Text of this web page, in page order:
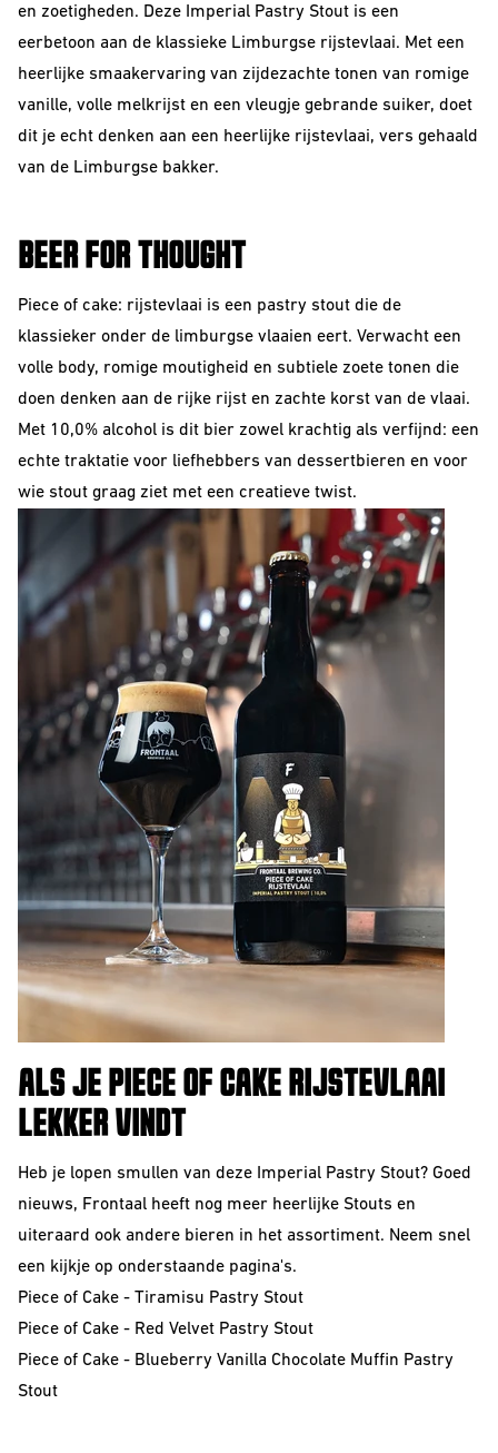
Barrel Aged
Bieren
IPA
Sour
Beerclub
Join our beerclub
en zoetigheden. Deze Imperial Pastry Stout is een
eerbetoon aan de klassieke Limburgse rijstevlaai. Met een
heerlijke smaakervaring van zijdezachte tonen van romige
vanille, volle melkrijst en een vleugje gebrande suiker, doet
dit je echt denken aan een heerlijke rijstevlaai, vers gehaald
van de Limburgse bakker.
BEER FOR THOUGHT
Piece of cake: rijstevlaai is een pastry stout die de
klassieker onder de limburgse vlaaien eert. Verwacht een
volle body, romige moutigheid en subtiele zoete tonen die
doen denken aan de rijke rijst en zachte korst van de vlaai.
Met 10,0% alcohol is dit bier zowel krachtig als verfijnd: een
echte traktatie voor liefhebbers van dessertbieren en voor
wie stout graag ziet met een creatieve twist.
ALS JE PIECE OF CAKE RIJSTEVLAAI
LEKKER VINDT
Heb je lopen smullen van deze Imperial Pastry Stout? Goed
nieuws, Frontaal heeft nog meer heerlijke Stouts en
uiteraard ook andere bieren in het assortiment. Neem snel
een kijkje op onderstaande pagina's.
Piece of Cake - Tiramisu Pastry Stout
Piece of Cake - Red Velvet Pastry Stout
Piece of Cake - Blueberry Vanilla Chocolate Muffin Pastry
Stout